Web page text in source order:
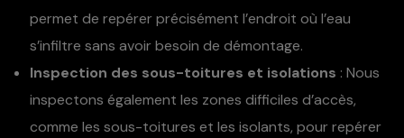
permet de repérer précisément l’endroit où l’eau
s’infiltre sans avoir besoin de démontage.
Inspection des sous-toitures et isolations : Nous
inspectons également les zones difficiles d’accès,
comme les sous-toitures et les isolants, pour repérer